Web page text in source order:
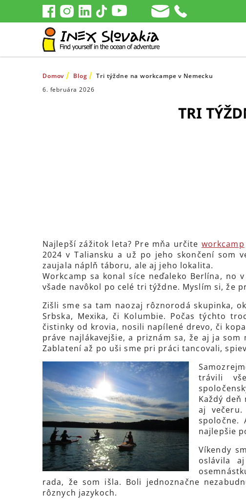
Domov Blog
Tri týždne na workcampe v Nemecku
6. februára 2026
TRI
Najlepší zážitok leta? Pre mňa určite workcamp
2024 v Taliansku a už po jeho skončení som
zaujala náplň táboru, ale aj jeho lokalita.
Workcamp sa konal síce neďaleko Berlína, no
všade navôkol po celé tri týždne. Myslím si, že
Zišli sme sa tam naozaj rôznorodá skupinka,
Srbska, Mexika, či Kolumbie. Počas týchto
čistinky od krovia, nosili napílené drevo, či
práve najlákavejšie, a priznám sa, že aj ja
Zablatení až po uši sme pri práci tancovali,
trávili
Každý
aj
spoločne.
najlepšie
Víkendy
oslávila
rada, že som išla. Boli jednoznačne
rôznych jazykoch.